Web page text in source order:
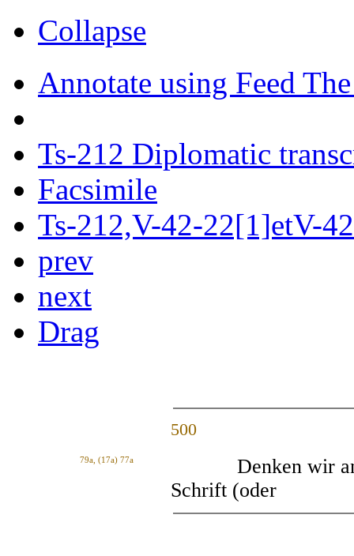
Collapse
Annotate using Feed
Ts-212 Diplomatic
Facsimile
Ts-212,V-42-22[1]etV-
prev
next
Drag
500
79a, (17a) 77a
Denken wir an
Schrift (oder